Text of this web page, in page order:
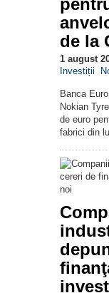
de la
1 august
Investiții
Banca
Nokian
de euro
fabrici din